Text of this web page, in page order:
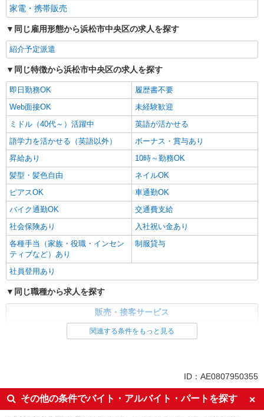
家電・携帯販売
同じ雇用形態から浜松市中央区の求人を探す
紹介予定派遣
同じ特徴から浜松市中央区の求人を探す
即日勤務OK
履歴書不要
Web面接OK
未経験歓迎
ミドル（40代～）活躍中
英語が活かせる
語学力を活かせる（英語以外）
ボーナス・賞与あり
昇給あり
10時～勤務OK
髪型・髪色自由
ネイルOK
ピアスOK
車通勤OK
バイク通勤OK
交通費支給
社会保険あり
入社祝い金あり
各種手当（家族・役職・インセン
ティブなど）あり
制服貸与
社員登用あり
同じ職種から求人を探す
販売・接客サービス
英語が活かせる
ボーナス・賞与あり
車通勤OK
交通費支給
関連する条件をもっと見る
ID：AE0807950355
その他の条件でバイト・アルバイト・パートを探す